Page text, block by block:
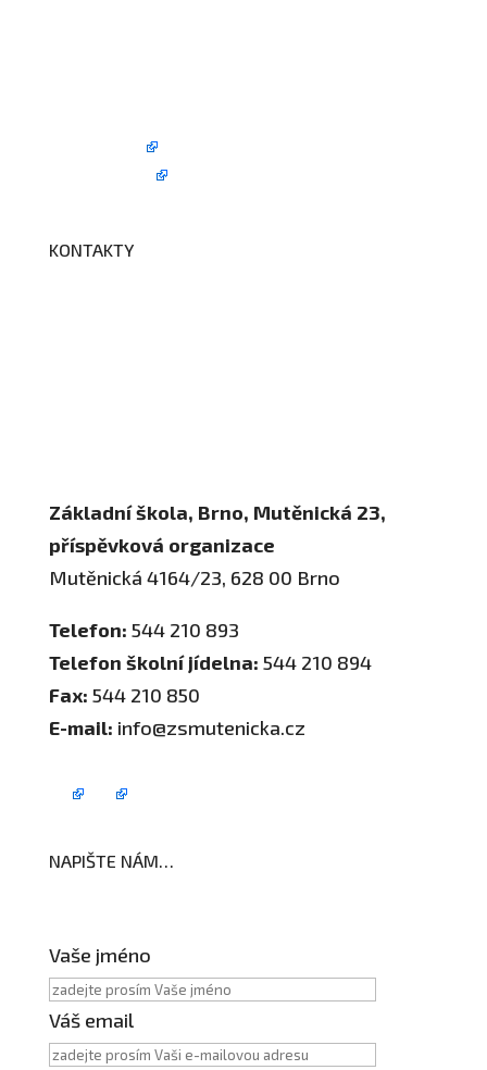
KONTAKTY
Základní škola, Brno, Mutěnická 23,
příspěvková organizace
Mutěnická 4164/23, 628 00 Brno
Telefon: 544 210 893
Telefon školní jídelna: 544 210 894
Fax: 544 210 850
E-mail: info@zsmutenicka.cz
NAPIŠTE NÁM…
Vaše jméno
Váš email